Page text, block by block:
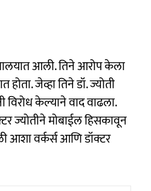
आली. तिने आरोप केला
जेव्हा तिने डॉ. ज्योती
विरोध केल्याने वाद वाढला.
ज्योतीने मोबाईल हिसकावून
आशा वर्कर्स आणि डॉक्टर